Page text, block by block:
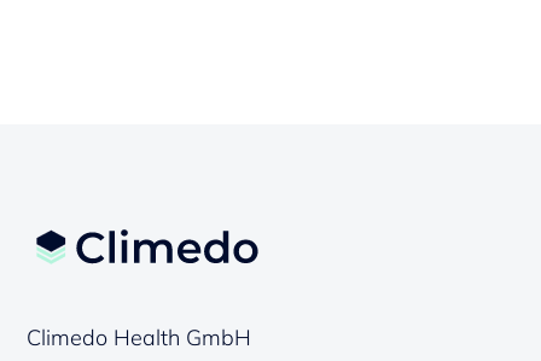
Climedo Health GmbH